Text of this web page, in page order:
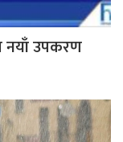
नयाँ उपकरण